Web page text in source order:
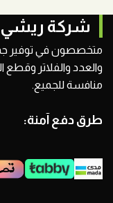
شركة ريشي
متخصصون في توفير
والعدد والفلاتر وقطع
منافسة للجميع.
طرق دفع آمنة: